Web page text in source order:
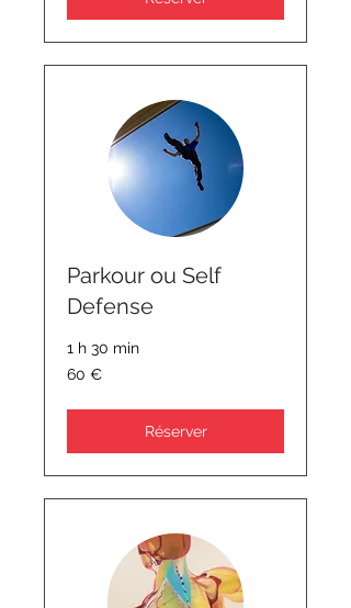
Parkour ou Self
Defense
1 h 30 min
60
euros
60 €
Réserver